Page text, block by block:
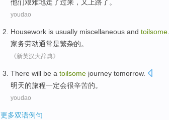
他们艰难地走了过来 ， 又 上路了。
youdao
Housework is usually miscellaneous and toilsome
家务劳动通常是繁杂的。
《新英汉大辞典》
There will be a toilsome journey tomorrow.
明天的旅程一定会很辛苦的。
youdao
更多双语例句